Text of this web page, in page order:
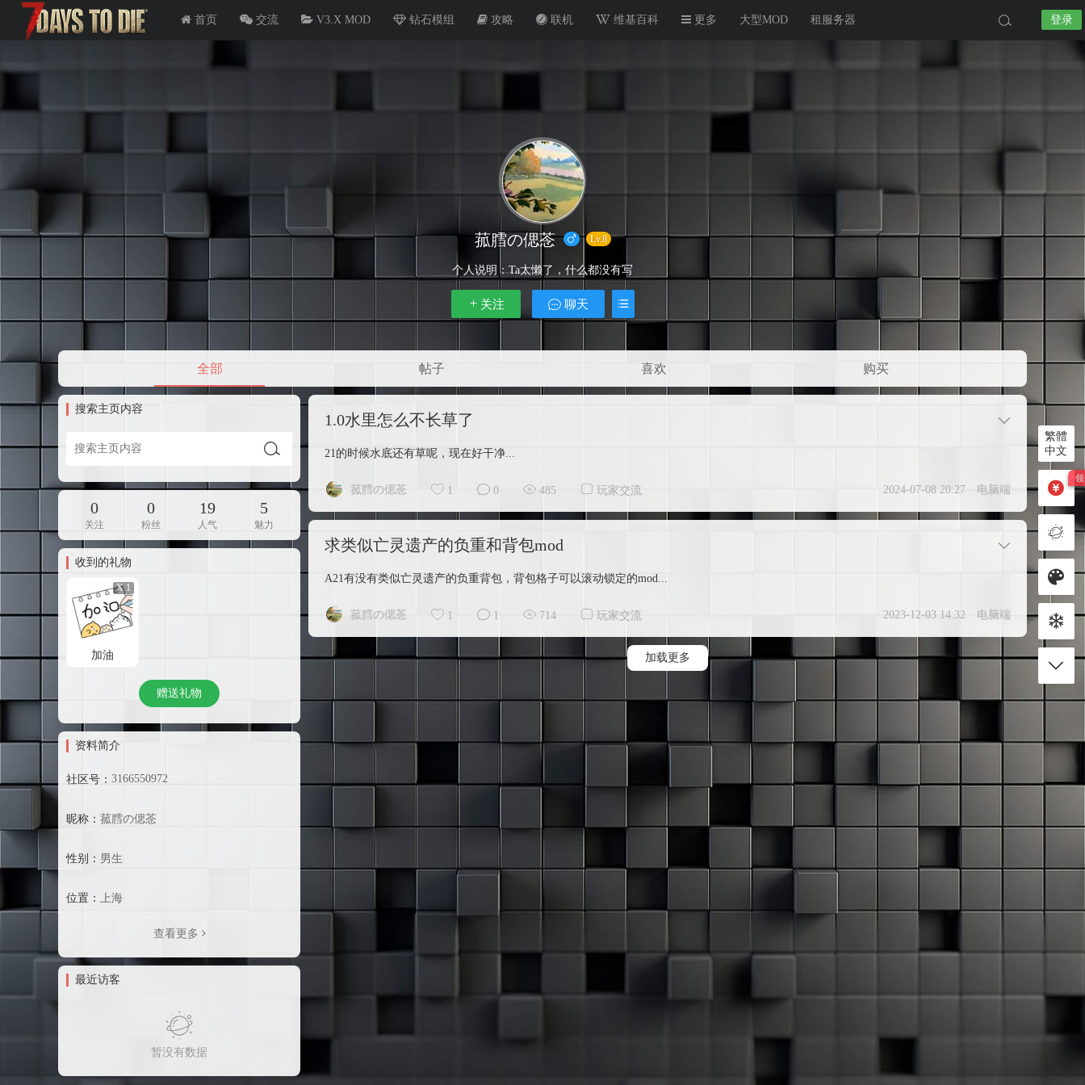
首页 交流 V3.X MOD 钻石模组 攻略 联机 维基百科 更多 大型MOD 租服务器 登录
菰膤の偲菍 Lv.8
个人说明：Ta太懒了，什么都没有写
关注 聊天
全部 帖子 喜欢 购买
搜索主页内容
0
关注
0
粉丝
19
人气
5
魅力
收到的礼物
加油
X 1
赠送礼物
资料简介
社区号： 3166550972
昵称： 菰膤の偲菍
性别： 男生
位置： 上海
查看更多
最近访客
暂没有数据
1.0水里怎么不长草了
21的时候水底还有草呢，现在好干净...
菰膤の偲菍 1 0 485 玩家交流 2024-07-08 20:27 电脑端
求类似亡灵遗产的负重和背包mod
A21有没有类似亡灵遗产的负重背包，背包格子可以滚动锁定的mod...
菰膤の偲菍 1 1 714 玩家交流 2023-12-03 14:32 电脑端
加载更多
繁體
中文